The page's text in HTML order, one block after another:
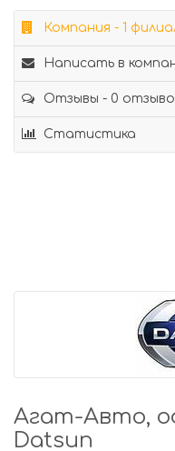
Компания - 1
Написать в
Отзывы - 0
Статистика
Агат-Авто,
Datsun